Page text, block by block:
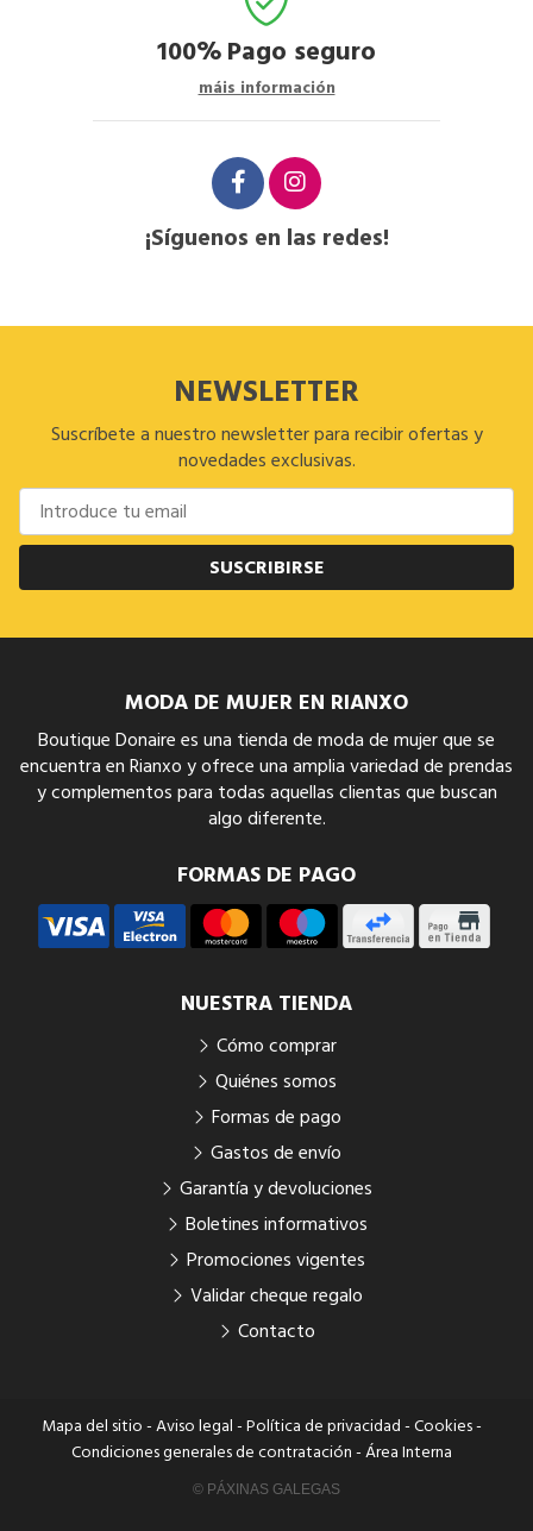
100%Pago seguro
máis información
¡Síguenos en las redes!
NEWSLETTER
Suscríbete a nuestro newsletter para recibir ofertas y
novedades exclusivas.
SUSCRIBIRSE
MODA DE MUJER EN RIANXO
Boutique Donaire es una tienda de moda de mujer que se
encuentra en Rianxo y ofrece una amplia variedad de prendas
y complementos para todas aquellas clientas que buscan
algo diferente.
FORMAS DE PAGO
NUESTRA TIENDA
Cómo comprar
Quiénes somos
Formas de pago
Gastos de envío
Garantía y devoluciones
Boletines informativos
Promociones vigentes
Validar cheque regalo
Contacto
Mapa del sitio - Aviso legal - Política de privacidad - Cookies-
Condiciones generales de contratación - Área Interna
© PÁXINAS GALEGAS